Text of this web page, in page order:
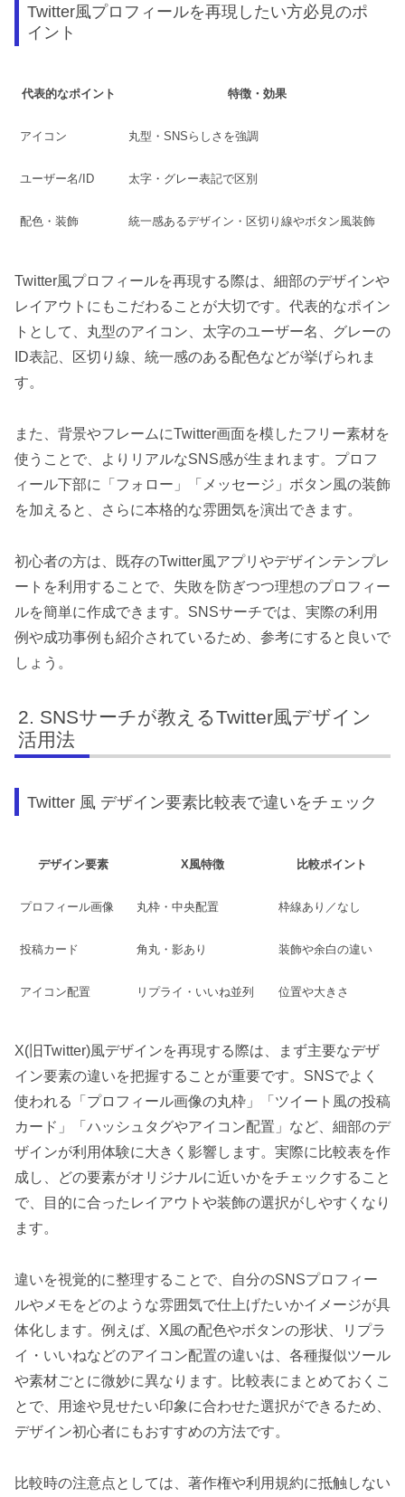
Twitter風プロフィールを再現したい方必見のポ
イント
代表的なポイント 特徴・効果
アイコン 丸型・SNSらしさを強調
ユーザー名/ID 太字・グレー表記で区別
配色・装飾 統一感あるデザイン・区切り線やボタン風装飾
Twitter風プロフィールを再現する際は、細部のデザインや
レイアウトにもこだわることが大切です。代表的なポイン
トとして、丸型のアイコン、太字のユーザー名、グレーの
ID表記、区切り線、統一感のある配色などが挙げられま
す。
また、背景やフレームにTwitter画面を模したフリー素材を
使うことで、よりリアルなSNS感が生まれます。プロフ
ィール下部に「フォロー」「メッセージ」ボタン風の装飾
を加えると、さらに本格的な雰囲気を演出できます。
初心者の方は、既存のTwitter風アプリやデザインテンプレ
ートを利用することで、失敗を防ぎつつ理想のプロフィー
ルを簡単に作成できます。SNSサーチでは、実際の利用
例や成功事例も紹介されているため、参考にすると良いで
しょう。
SNSサーチが教えるTwitter風デザイン
活用法
Twitter 風 デザイン要素比較表で違いをチェック
デザイン要素 X風特徴 比較ポイント
プロフィール画像 丸枠・中央配置 枠線あり／なし
投稿カード 角丸・影あり 装飾や余白の違い
アイコン配置 リプライ・いいね並列 位置や大きさ
X(旧Twitter)風デザインを再現する際は、まず主要なデザ
イン要素の違いを把握することが重要です。SNSでよく
使われる「プロフィール画像の丸枠」「ツイート風の投稿
カード」「ハッシュタグやアイコン配置」など、細部のデ
ザインが利用体験に大きく影響します。実際に比較表を作
成し、どの要素がオリジナルに近いかをチェックすること
で、目的に合ったレイアウトや装飾の選択がしやすくなり
ます。
違いを視覚的に整理することで、自分のSNSプロフィー
ルやメモをどのような雰囲気で仕上げたいかイメージが具
体化します。例えば、X風の配色やボタンの形状、リプラ
イ・いいねなどのアイコン配置の違いは、各種擬似ツール
や素材ごとに微妙に異なります。比較表にまとめておくこ
とで、用途や見せたい印象に合わせた選択ができるため、
デザイン初心者にもおすすめの方法です。
比較時の注意点としては、著作権や利用規約に抵触しない